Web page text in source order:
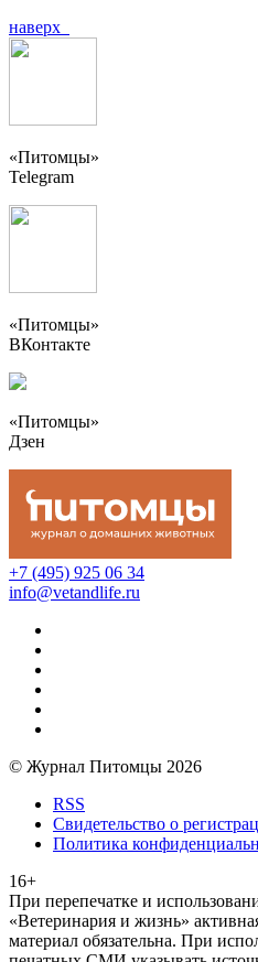
наверх
«Питомцы»
Telegram
«Питомцы»
ВКонтакте
«Питомцы»
Дзен
+7 (495) 925 06 34
info@vetandlife.ru
© Журнал Питомцы 2026
RSS
Свидетельство о
Политика
16+
При перепечатке и
«Ветеринария и жизнь»
материал обязательна. При